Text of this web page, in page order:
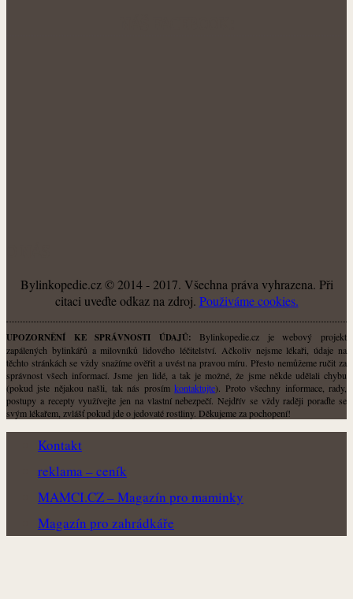
Bylinkopedie.cz © 2014 - 2017. Všechna práva vyhrazena. Při
citaci uveďte odkaz na zdroj. Použiváme cookies.
UPOZORNĚNÍ KE SPRÁVNOSTI ÚDAJŮ: Bylinkopedie.cz je webový projekt
zapálených bylinkářů a milovníků lidového léčitelství. Ačkoliv nejsme lékaři, údaje na
těchto stránkách se vždy snažíme ověřit a uvést na pravou míru. Přesto nemůžeme ručit za
správnost všech informací. Jsme jen lidé, a tak je možné, že jsme někde udělali chybu
(pokud jste nějakou našli, tak nás prosímkontaktujte). Proto všechny informace, rady,
postupy a recepty využívejte jen na vlastní nebezpečí. Nejdřív se vždy raději poraďte se
svým lékařem, zvlášť pokud jde o jedovaté rostliny. Děkujeme za pochopení!
Kontakt
reklama – ceník
MAMCI.CZ – Magazín pro maminky
Magazín pro zahrádkáře